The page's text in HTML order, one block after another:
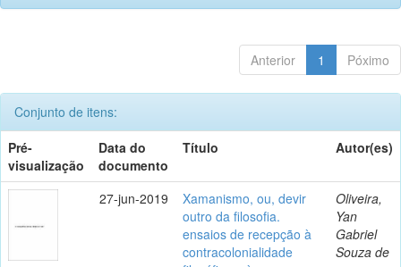
Anterior 1 Póximo
Conjunto de itens:
Pré-
visualização
Data do
documento
Título Autor(es)
27-jun-2019
Xamanismo, ou, devir
outro da filosofia.
ensaios de recepção à
contracolonialidade
Oliveira,
Yan
Gabriel
Souza de